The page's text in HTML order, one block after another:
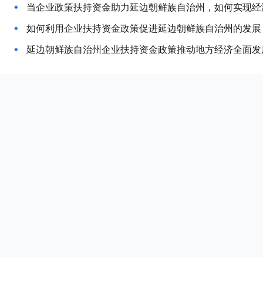
当企业政策扶持资金助力延边朝鲜族自治州，如何实现
如何利用企业扶持资金政策促进延边朝鲜族自治州的发
延边朝鲜族自治州企业扶持资金政策推动地方经济全面